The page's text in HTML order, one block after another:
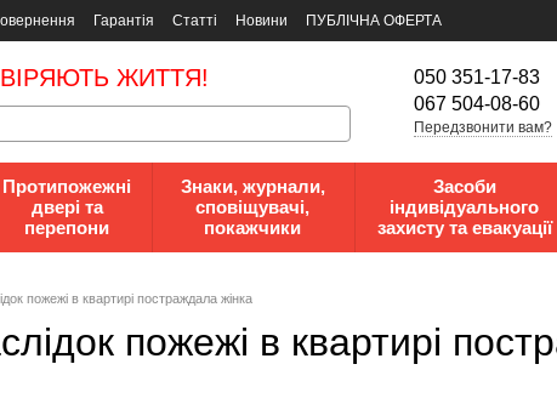
Гарантія Статті Новини
ПУБЛІЧНА ОФЕРТА
ЖИТТЯ!
050 351-17-83
067 504-08-60
Передзвонити вам?
Протипожежні
двері та
перепони
Знаки, журнали,
сповіщувачі,
покажчики
Засоби
індивідуального
захисту та евакуації
пожежі в квартирі постраждала жінка
пожежі в квартирі